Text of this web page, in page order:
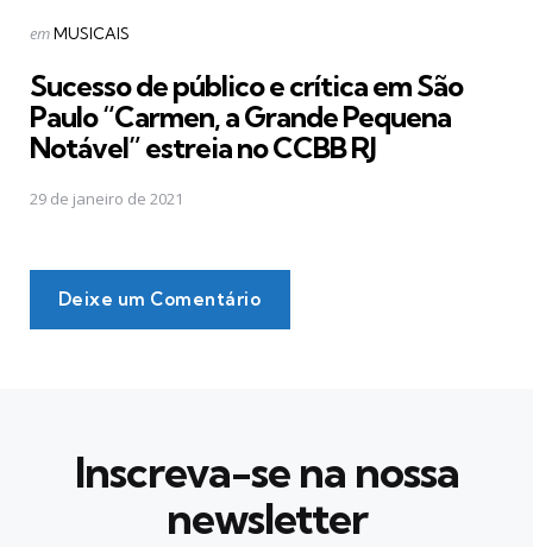
Postado
emMUSICAIS
Sucesso de público e crítica em São
Paulo “Carmen, a Grande Pequena
Notável” estreia no CCBB RJ
29 de janeiro de 2021
Deixe um Comentário
Inscreva-se na nossa
newsletter